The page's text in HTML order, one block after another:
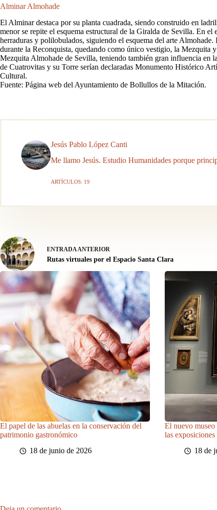
Alminar Almohade
El Alminar destaca por su planta cuadrada, siendo construido en
menor se repite el esquema estructural de la Giralda de Sevilla. En
herraduras y polilobulados, siguiendo el esquema del arte
durante la Reconquista, quedando como único vestigio, la
Mezquita Almohade de Sevilla, teniendo también gran influencia en
de Cuatrovitas y su Torre serían declaradas Monumento Histórico
Cultural.
Fuente: Página web del Ayuntamiento de Bollullos de la Mitación.
Jesús Pablo López Canti
Me llamo Jesús. Estudio Humanidades porque
ARTÍCULOS: 19
ENTRADAANTERIOR
Rutas virtuales por el Espacio Santa Clara
El papel de las abuelas en la conservación del
patrimonio gastronómico
18 de junio de 2026
El nuevo museo
las exposiciones
18 de